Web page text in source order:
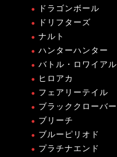
ドラゴンボール
ドリフターズ
ナルト
ハンターハンター
バトル・ロワイアル
ヒロアカ
フェアリーテイル
ブラッククローバー
ブリーチ
ブルーピリオド
プラチナエンド